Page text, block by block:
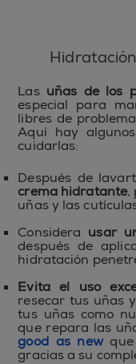
Las uñas de los
especial para
libres de
Aquí hay
cuidarlas:
Después de
crema hidratante,
uñas y las
Considera usar
después de
hidratación
Evita el uso
resecar tus uñas
tus uñas como
que repara las
good as newque
gracias a su